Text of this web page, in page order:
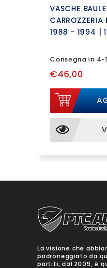
VASCHE
CARROZZERIA
1988 - 1994 |
Consegna in
€46,00
La visione che
padroneggiato da
partiti, dal 2009, è